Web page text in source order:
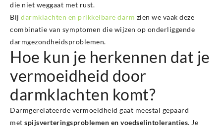
die niet weggaat met rust.
Bij darmklachten en prikkelbare darm zien we vaak deze
combinatie van symptomen die wijzen op onderliggende
darmgezondheidsproblemen.
Hoe kun je herkennen dat je
vermoeidheid door
darmklachten komt?
Darmgerelateerde vermoeidheid gaat meestal gepaard
met spijsverteringsproblemen en voedselintoleranties. Je